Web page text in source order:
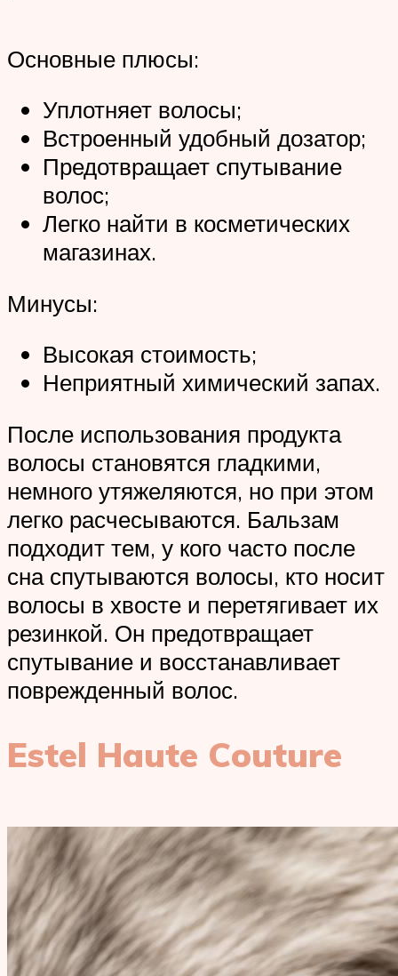
Основные плюсы:
Уплотняет волосы;
Встроенный удобный дозатор;
Предотвращает спутывание
волос;
Легко найти в косметических
магазинах.
Минусы:
Высокая стоимость;
Неприятный химический запах.
После использования продукта
волосы становятся гладкими,
немного утяжеляются, но при этом
легко расчесываются. Бальзам
подходит тем, у кого часто после
сна спутываются волосы, кто носит
волосы в хвосте и перетягивает их
резинкой. Он предотвращает
спутывание и восстанавливает
поврежденный волос.
Estel Haute Couture